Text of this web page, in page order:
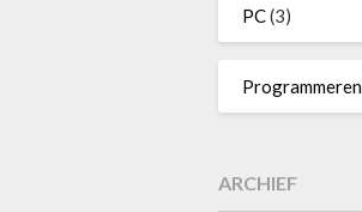
PC(3)
Programmeren
ARCHIEF